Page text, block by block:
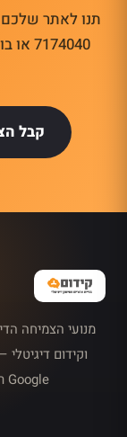
קבל
מנועי הצמיחה
Google רשמי, 15 שנות ניסיון, 3,000+ לקוחות.